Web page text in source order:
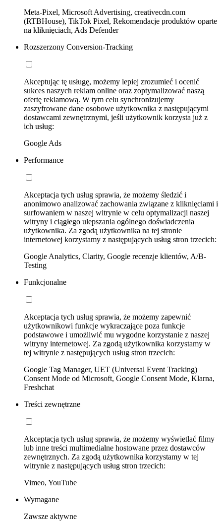
Meta-Pixel, Microsoft Advertising, creativecdn.com
(RTBHouse), TikTok Pixel, Rekomendacje produktów oparte
na kliknięciach, Ads Defender
Rozszerzony Conversion-Tracking
Akceptując tę usługę, możemy lepiej zrozumieć i ocenić
sukces naszych reklam online oraz zoptymalizować naszą
ofertę reklamową. W tym celu synchronizujemy
zaszyfrowane dane osobowe użytkownika z następującymi
dostawcami zewnętrznymi, jeśli użytkownik korzysta już z
ich usług:
Google Ads
Performance
Akceptacja tych usług sprawia, że możemy śledzić i
anonimowo analizować zachowania związane z kliknięciami i
surfowaniem w naszej witrynie w celu optymalizacji naszej
witryny i ciągłego ulepszania ogólnego doświadczenia
użytkownika. Za zgodą użytkownika na tej stronie
internetowej korzystamy z następujących usług stron trzecich:
Google Analytics, Clarity, Google recenzje klientów, A/B-
Testing
Funkcjonalne
Akceptacja tych usług sprawia, że możemy zapewnić
użytkownikowi funkcje wykraczające poza funkcje
podstawowe i umożliwić mu wygodne korzystanie z naszej
witryny internetowej. Za zgodą użytkownika korzystamy w
tej witrynie z następujących usług stron trzecich:
Google Tag Manager, UET (Universal Event Tracking)
Consent Mode od Microsoft, Google Consent Mode, Klarna,
Freshchat
Treści zewnętrzne
Akceptacja tych usług sprawia, że możemy wyświetlać filmy
lub inne treści multimedialne hostowane przez dostawców
zewnętrznych. Za zgodą użytkownika korzystamy w tej
witrynie z następujących usług stron trzecich:
Vimeo, YouTube
Wymagane
Zawsze aktywne